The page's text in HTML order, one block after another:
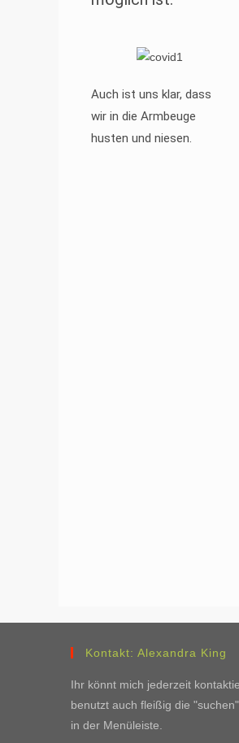
Auch ist uns klar, dass
wir in die Armbeuge
husten und niesen.
Kontakt: Alexandra King
Ihr könnt mich jederzeit
benutzt auch fleißig die
in der Menüleiste.